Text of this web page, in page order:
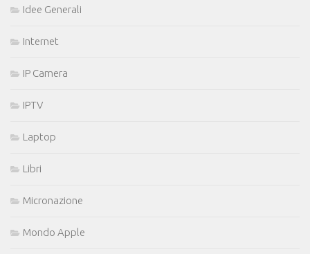
Idee Generali
Internet
IP Camera
IPTV
Laptop
Libri
Micronazione
Mondo Apple